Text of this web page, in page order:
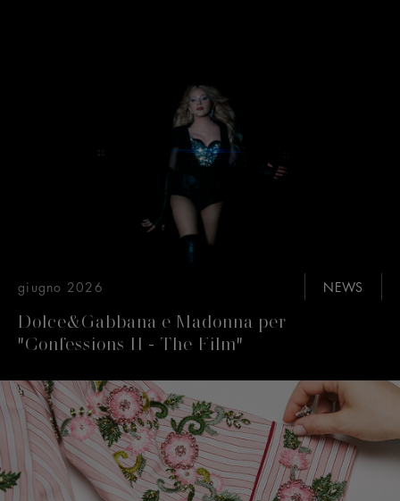
NEWS
giugno 2026
Dolce&Gabbana e Madonna per
"Confessions II - The Film"